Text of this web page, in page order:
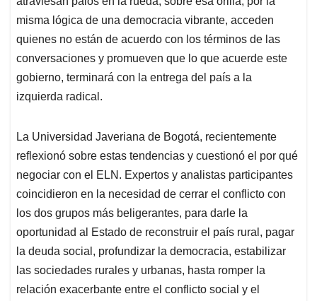
misma lógica de una democracia vibrante, acceden
quienes no están de acuerdo con los términos de las
conversaciones y promueven que lo que acuerde este
gobierno, terminará con la entrega del país a la
izquierda radical.
La Universidad Javeriana de Bogotá, recientemente
reflexionó sobre estas tendencias y cuestionó el por qué
negociar con el ELN. Expertos y analistas participantes
coincidieron en la necesidad de cerrar el conflicto con
los dos grupos más beligerantes, para darle la
oportunidad al Estado de reconstruir el país rural, pagar
la deuda social, profundizar la democracia, estabilizar
las sociedades rurales y urbanas, hasta romper la
relación exacerbante entre el conflicto social y el